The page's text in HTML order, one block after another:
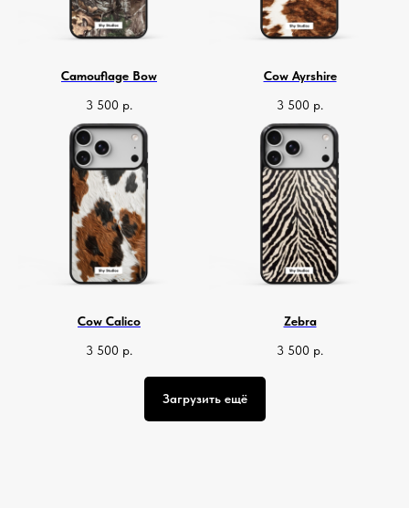
Camouflage Bow
3 500 р.
Cow Ayrshire
3 500 р.
Cow Calico
3 500 р.
Zebra
3 500 р.
Загрузить ещё